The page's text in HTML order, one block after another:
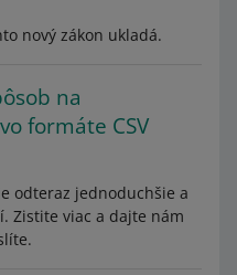
nový zákon ukladá.
na
formáte CSV
odteraz jednoduchšie a
Zistite viac a dajte nám